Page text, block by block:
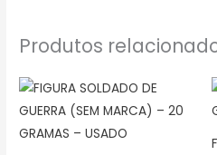
Produtos